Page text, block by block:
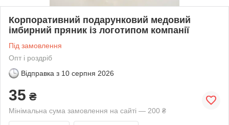
Корпоративний подарунковий медовий
імбирний пряник із логотипом компанії
Під замовлення
Опт і роздріб
Відправка з 10 серпня 2026
35 ₴
Мінімальна сума замовлення на сайті — 200 ₴